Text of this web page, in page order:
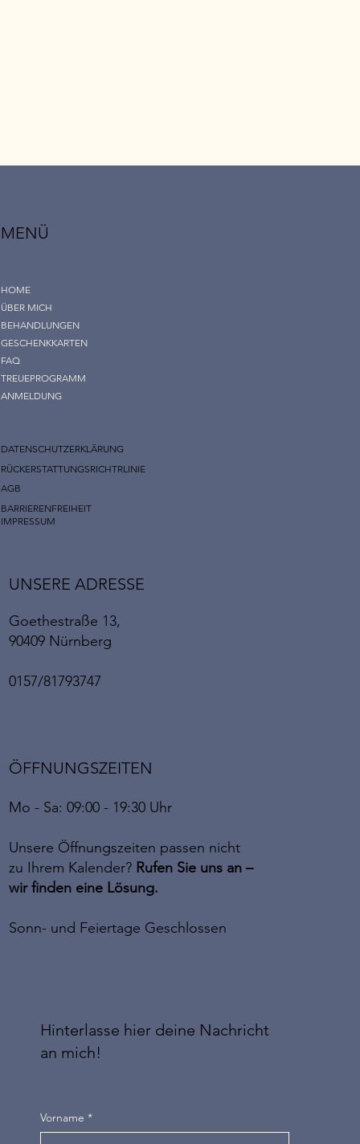
MENÜ
HOME
ÜBER MICH
BEHANDLUNGEN
GESCHENKKARTEN
FAQ
TREUEPROGRAMM
ANMELDUNG
DATENSCHUTZERKLÄRUNG
RÜCKERSTATTUNGSRICHTRLINIE
AGB
BARRIERENFREIHEIT
IMPRESSUM
UNSERE ADRESSE
Goethestraße 13,
90409 Nürnberg
0157/81793747
ÖFFNUNGSZEITEN
Mo - Sa: 09:00 - 19:30 Uhr
Unsere Öffnungszeiten passen nicht
zu Ihrem Kalender? Rufen Sie uns an –
wir finden eine Lösung.
Sonn- und Feiertage Geschlossen
Hinterlasse hier deine Nachricht
an mich!
Vorname *